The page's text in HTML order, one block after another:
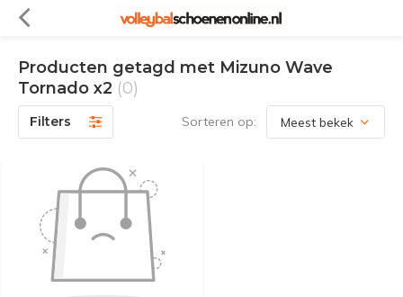
Producten getagd met Mizuno Wave
Tornado x2 (0)
Filters Sorteren op: